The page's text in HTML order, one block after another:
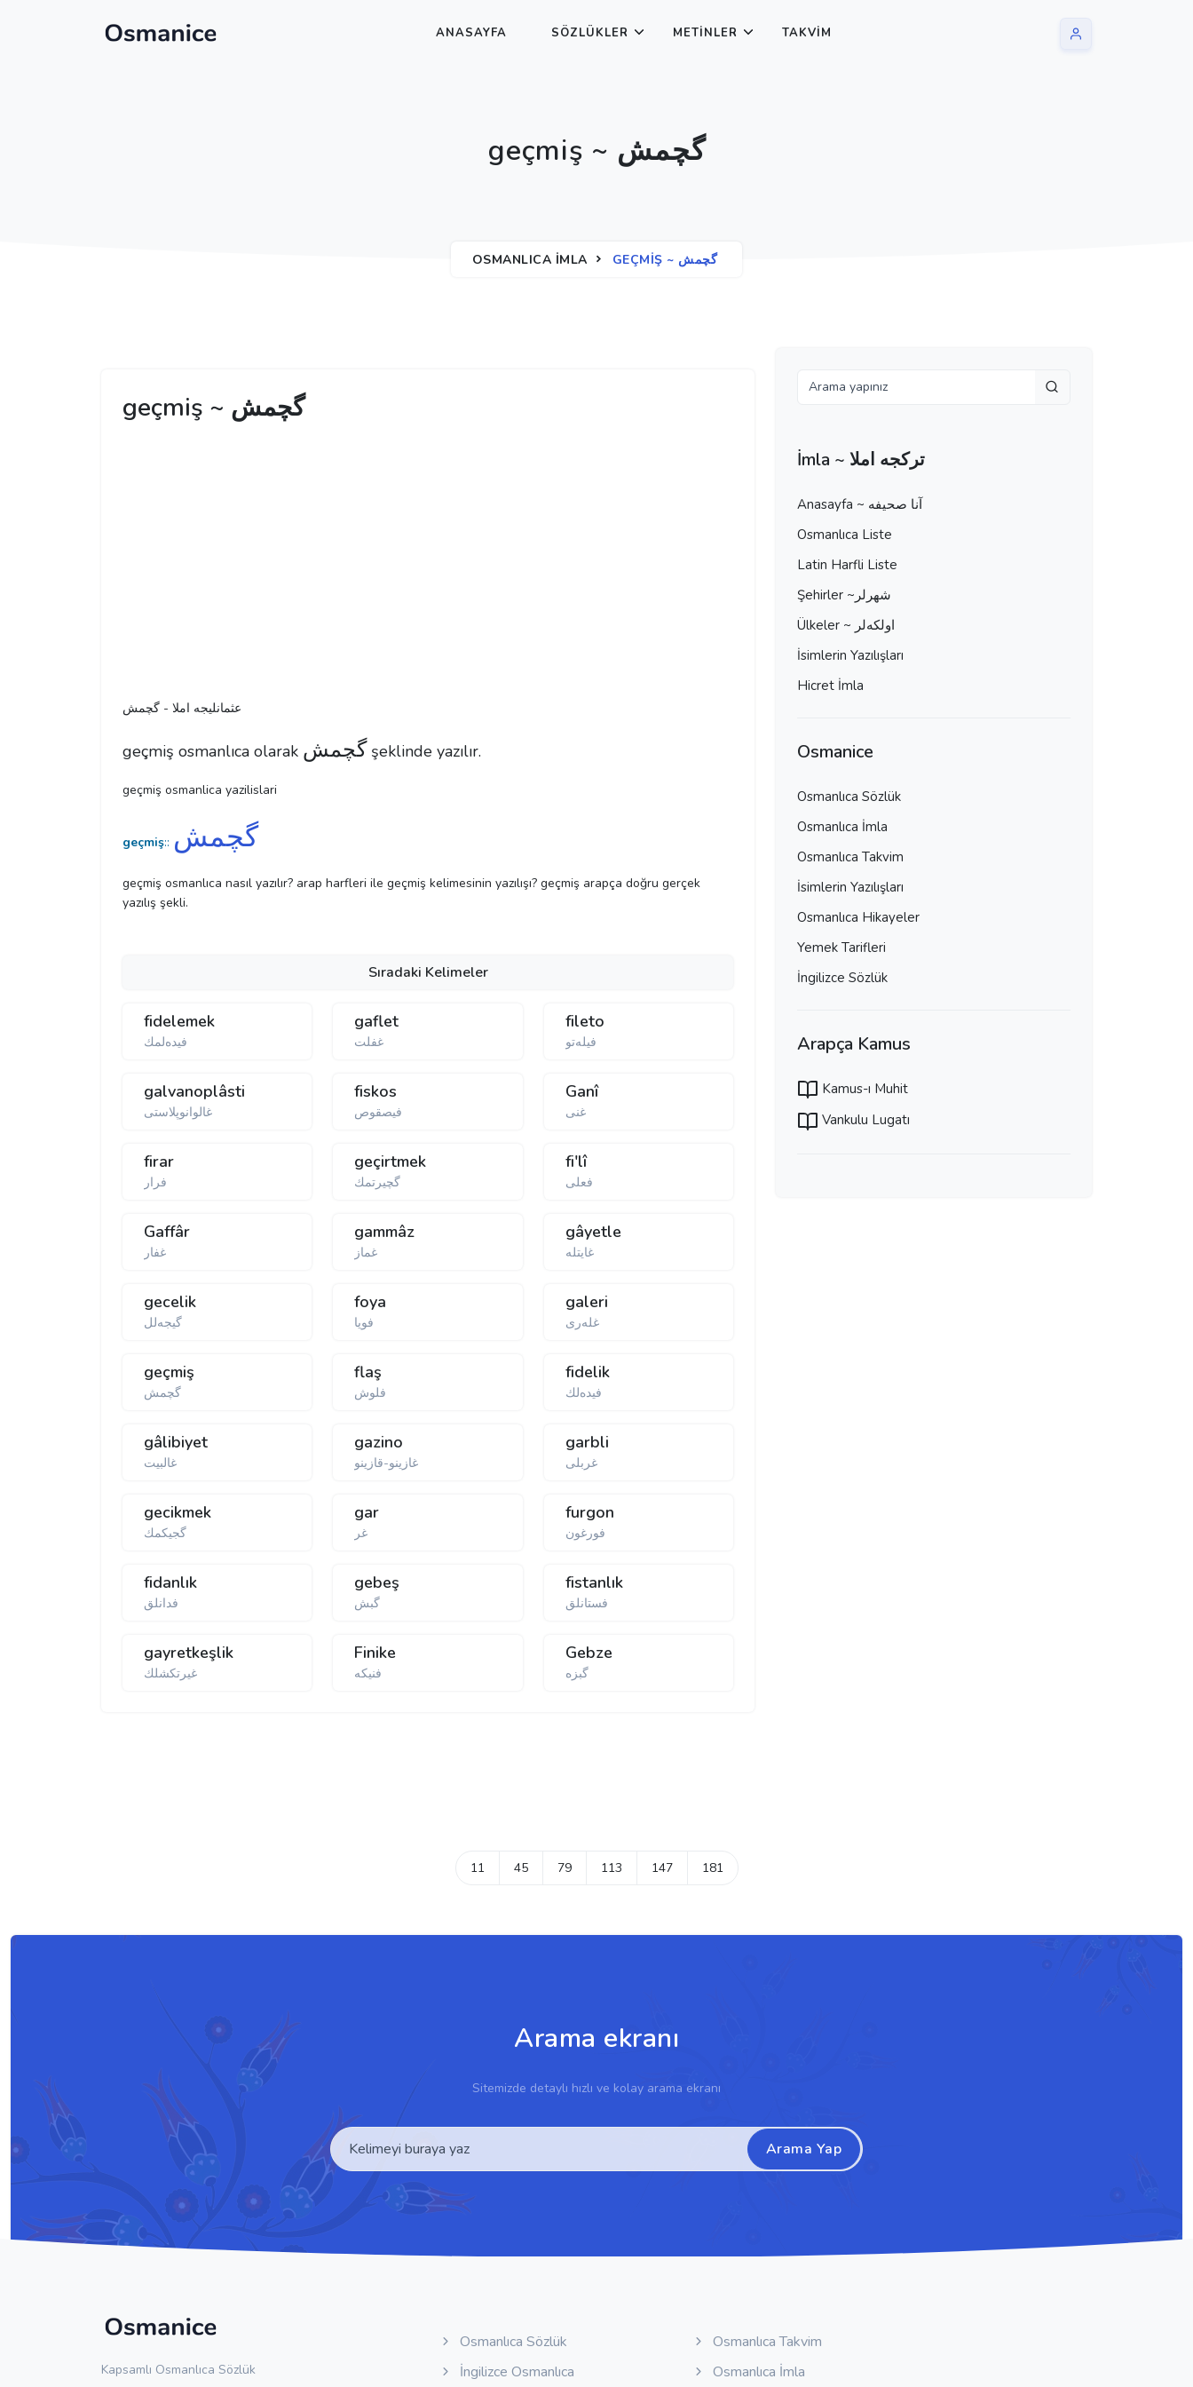
ANASAYFA SÖZLÜKLER METINLER TAKVIM
geçmiş ~ گچمش
OSMANLICA İMLA GEÇMIŞ ~ گچمش
geçmiş ~ گچمش
عثمانليجه املا - گچمش
geçmiş osmanlıca olarak گچمش şeklinde yazılır.
geçmiş osmanlica yazilislari
geçmiş:: گچمش
geçmiş osmanlıca nasıl yazılır? arap harfleri ile geçmiş kelimesinin yazılışı? geçmiş arapça doğru gerçek
yazılış şekli.
Sıradaki Kelimeler
fidelemek
فیده‌لمك
gaflet
غفلت
fileto
فیله‌تو
galvanoplâsti
غالوانوپلاستی
fiskos
فیصقوص
Ganî
غنی
firar
فرار
geçirtmek
گچیرتمك
fi'lî
فعلی
Gaffâr
غفار
gammâz
غماز
gâyetle
غایتلە
gecelik
گیجەلل
foya
فویا
galeri
غله‌ری
geçmiş
گچمش
flaş
فلوش
fidelik
فیده‌لك
gâlibiyet
غالبیت
gazino
غازینو-قازینو
garbli
غربلی
gecikmek
گجیكمك
gar
غر
furgon
فورغون
fidanlık
فدانلق
gebeş
گبش
fistanlık
فستانلق
gayretkeşlik
غیرتكشلك
Finike
فنیكه
Gebze
گبزە
İmla ~ تركجه املا
Anasayfa ~ آنا صحيفه
Osmanlıca Liste
Latin Harfli Liste
Şehirler ~شهرلر
Ülkeler ~ اولكه‌لر
İsimlerin Yazılışları
Hicret İmla
Osmanice
Osmanlıca Sözlük
Osmanlıca İmla
Osmanlıca Takvim
İsimlerin Yazılışları
Osmanlıca Hikayeler
Yemek Tarifleri
İngilizce Sözlük
Arapça Kamus
Kamus-ı Muhit
Vankulu Lugatı
11 45 79 113 147 181
Arama ekranı
Sitemizde detaylı hızlı ve kolay arama ekranı
Arama Yap
Kapsamlı Osmanlıca Sözlük
Osmanlıca Sözlük
İngilizce Osmanlıca
Osmanlıca Takvim
Osmanlıca İmla